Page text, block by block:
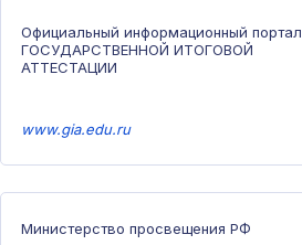
Официальный информационный портал
ГОСУДАРСТВЕННОЙ ИТОГОВОЙ
АТТЕСТАЦИИ
www.gia.edu.ru
Министерство просвещения РФ